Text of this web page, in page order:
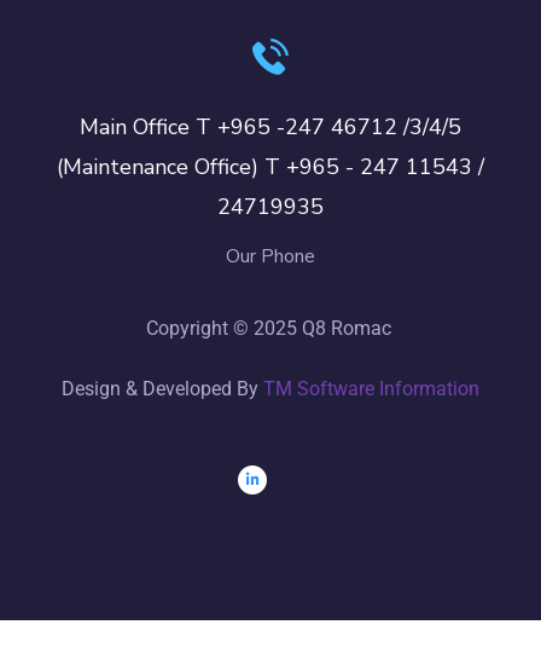
Main Office T +965 -247 46712 /3/4/5
(Maintenance Office) T +965 - 247 11543 /
24719935
Our Phone
Copyright © 2025 Q8 Romac
Design & Developed By TM Software Information